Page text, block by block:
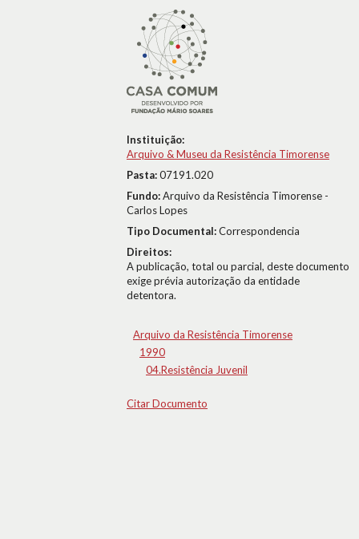
Instituição:
Arquivo & Museu da Resistência Timorense
Pasta:07191.020
Fundo:Arquivo da Resistência Timorense -
Carlos Lopes
Tipo Documental:Correspondencia
Direitos:
A publicação, total ou parcial, deste documento
exige prévia autorização da entidade
detentora.
Arquivo da Resistência Timorense
1990
04.Resistência Juvenil
Citar Documento